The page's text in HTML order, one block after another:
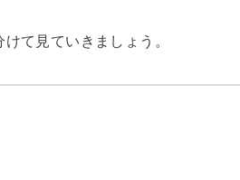
て見ていきましょう。